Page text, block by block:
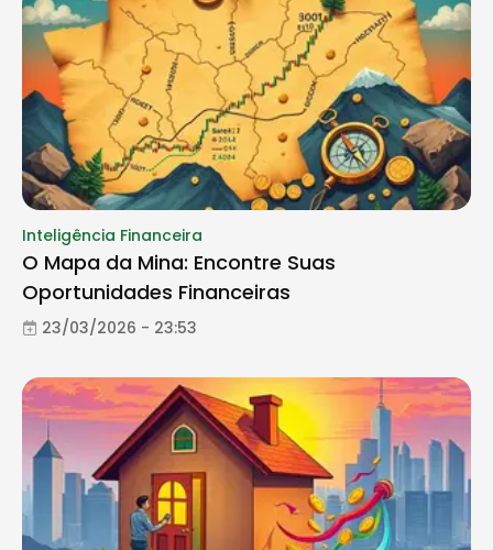
Inteligência Financeira
O Mapa da Mina: Encontre Suas
Oportunidades Financeiras
23/03/2026 - 23:53